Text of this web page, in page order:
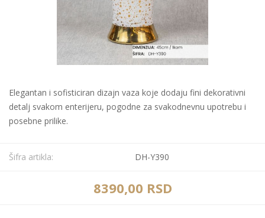
Elegantan i sofisticiran dizajn vaza koje dodaju fini dekorativni
detalj svakom enterijeru, pogodne za svakodnevnu upotrebu i
posebne prilike.
Šifra artikla: DH-Y390
8390,00 RSD